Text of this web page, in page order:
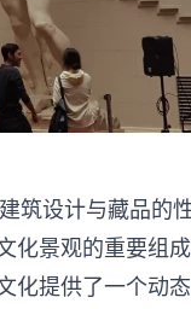
筑设计与藏品的
景观的重要组成
化提供了一个动